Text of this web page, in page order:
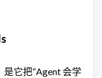
是它把“Agent 会学